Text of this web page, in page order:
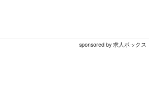
sponsored by 求人ボックス